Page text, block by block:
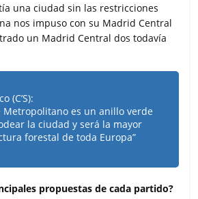
una ciudad sin las restricciones
nos impuso con su Madrid Central
un Madrid Central dos todavía
(C’S):
Metropolitano es un anillo verde
la ciudad y será la mayor
forestal de toda Europa”
propuestas de cada partido?